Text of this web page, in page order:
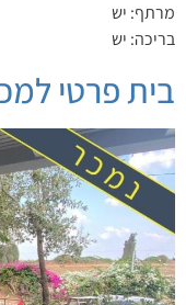
מרתף: יש
בריכה: יש
בית פרטי